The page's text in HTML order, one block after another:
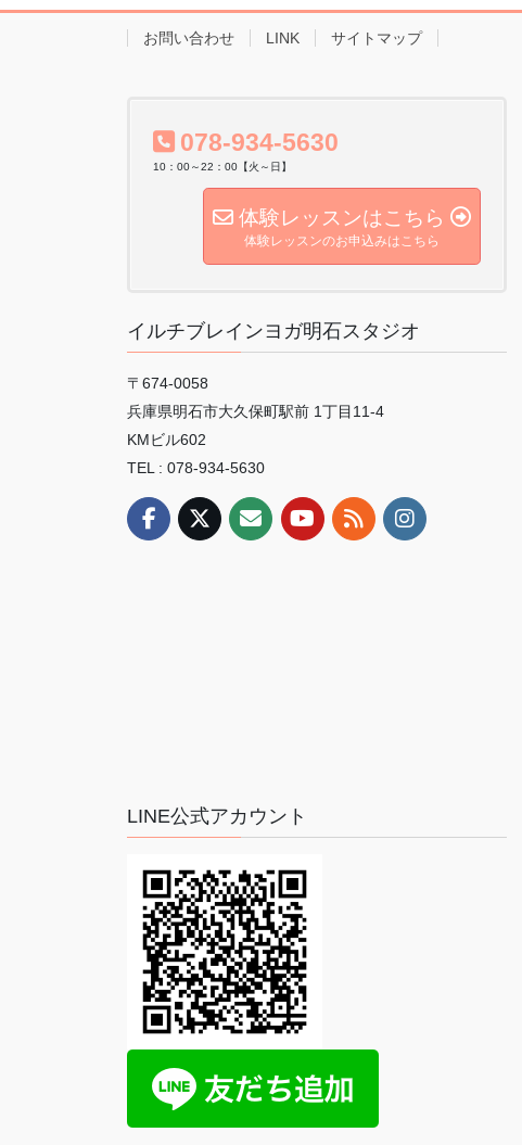
お問い合わせ LINK サイトマップ
078-934-5630
10：00～22：00【火～日】
体験レッスンはこちら
体験レッスンのお申込みはこちら
イルチブレインヨガ明石スタジオ
〒674-0058
兵庫県明石市大久保町駅前 1丁目11-4
KMビル602
TEL : 078-934-5630
LINE公式アカウント